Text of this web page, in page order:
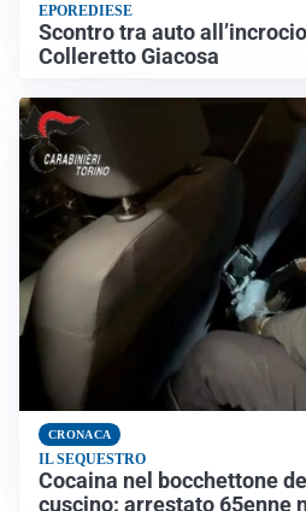
EPOREDIESE
Scontro tra auto
Colleretto Giacosa
CRONACA
IL SEQUESTRO
Cocaina nel bocchettone
cuscino: arrestato 65enne